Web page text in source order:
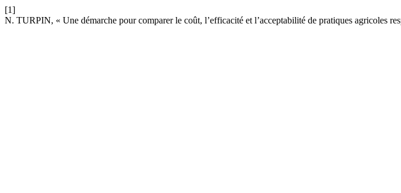
[1]
N. TURPIN, « Une démarche pour comparer le coût, l’efficacité et l’acceptabilité de pratiques agricoles